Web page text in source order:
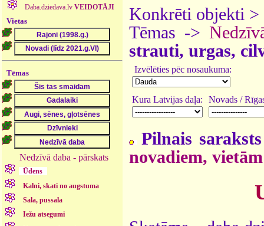
Daba.dziedava.lv VEIDOTĀJI
Vietas
Tēmas
Nedzīvā daba - pārskats
Ūdens
Kalni, skati no augstuma
Sala, pussala
Iežu atsegumi
Konkrēti objekti >
Tēmas ->
strauti, urgas,
Izvēlēties pēc nosaukuma:
Kura Latvijas daļa: Novads /
Pilnais
novadiem, vietām